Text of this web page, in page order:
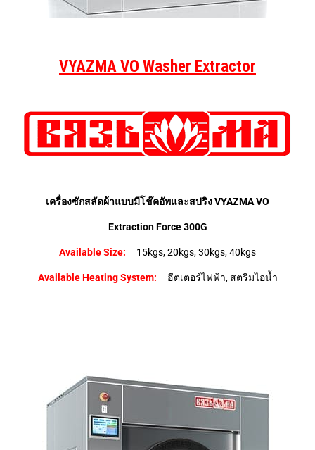
VYAZMA VO Washer Extractor
เครื่องซักสลัดผ้าแบบมีโช๊คอัพและสปริง VYAZMA VO
Extraction Force 300G
Available Size: 15kgs, 20kgs, 30kgs, 40kgs
Available Heating System: ฮีตเตอร์ไฟฟ้า, สตรีมไอน้ำ